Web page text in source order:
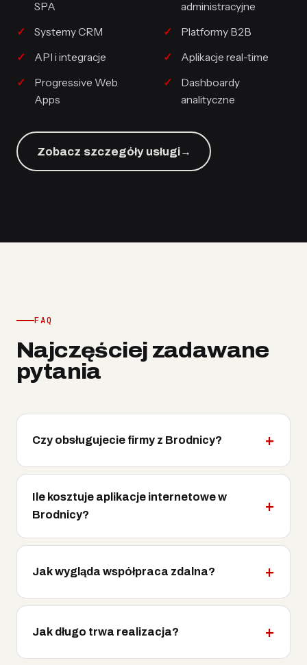
SPA
administracyjne
Systemy CRM
Platformy B2B
API i integracje
Aplikacje real-time
Progressive Web
Apps
Dashboardy
analityczne
Zobacz szczegóły usługi→
FAQ
Najczęściej zadawane
pytania
Czy obsługujecie firmy z Brodnicy?
Ile kosztuje aplikacje internetowe w
Brodnicy?
Jak wygląda współpraca zdalna?
Jak długo trwa realizacja?